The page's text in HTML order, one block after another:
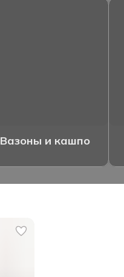
Вазоны и кашпо